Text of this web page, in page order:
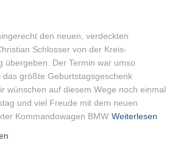
den neuen, verdeckten
Schlosser von der Kreis-
übergeben. Der Termin war umso
das größte Geburtstagsgeschenk
wünschen auf diesem Wege noch einmal
und viel Freude mit dem neuen
Kommandowagen BMW Weiterlesen